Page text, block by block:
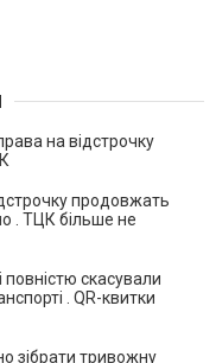
на відстрочку
продовжать
. ТЦК більше не
повністю скасували
. QR-квитки
зібрати тривожну